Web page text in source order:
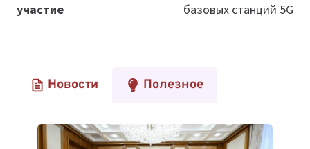
участие
базовых станций 5G
Новости Полезное